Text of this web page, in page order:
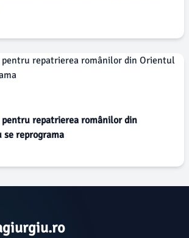
repatrierea românilor din
reprograma